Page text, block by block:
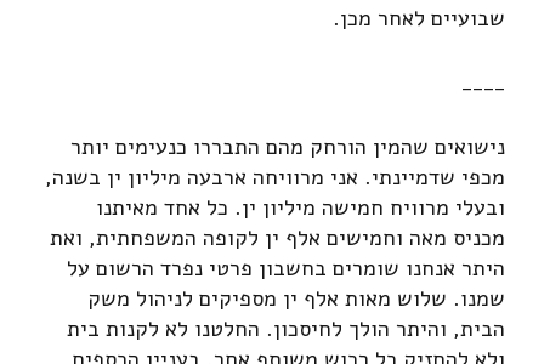
שבועיים לאחר מכן.
____
נישואים שהמין הורחק מהם התבררו כנעימים יותר
מכפי שדמיינתי. אני מרוויחה ארבעה מיליון ין בשנה,
ובעלי מרוויח חמישה מיליון ין. כל אחד מאיתנו
מכניס מאה וחמישים אלף ין לקופה המשפחתית, ואת
היתר אנחנו שומרים בחשבון פרטי נפרד הרשום על
שמנו. שלוש מאות אלף ין מספיקים לניהול משק
הבית, והיתר הולך לחיסכון. החלטנו לא לקנות בית